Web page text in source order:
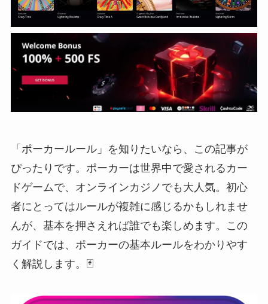
「ポーカールール」を知りたいなら、この記事が
ぴったりです。ポーカーは世界中で愛されるカー
ドゲームで、オンラインカジノでも大人気。初心
者にとってはルールが複雑に感じるかもしれませ
んが、基本を押さえれば誰でも楽しめます。この
ガイドでは、ポーカーの基本ルールをわかりやす
く解説します。🃏